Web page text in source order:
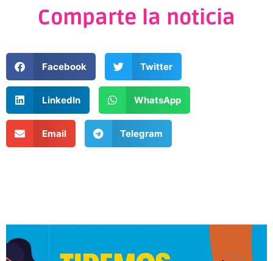
Comparte la noticia
Facebook Twitter
LinkedIn WhatsApp
Email Telegram